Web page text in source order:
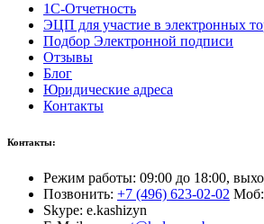
1С-Отчетность
ЭЦП для участие в электронных
Подбор Электронной подписи
Отзывы
Блог
Юридические адреса
Контакты
Контакты:
Режим работы: 09:00 до 18:00,
Позвонить: +7 (496) 623-02-02 Моб:
Skype: e.kashizyn